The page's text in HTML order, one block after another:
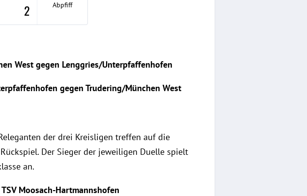
2
Abpfiff
West gegen Lenggries/Unterpfaffenhofen
gegen Trudering/München West
der drei Kreisligen treffen auf die
Der Sieger der jeweiligen Duelle spielt
an.
Moosach-Hartmannshofen